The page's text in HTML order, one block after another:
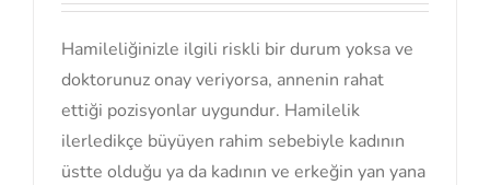
Hamileliğinizle ilgili riskli bir durum yoksa ve
doktorunuz onay veriyorsa, annenin rahat
ettiği pozisyonlar uygundur. Hamilelik
ilerledikçe büyüyen rahim sebebiyle kadının
üstte olduğu ya da kadının ve erkeğin yan yana